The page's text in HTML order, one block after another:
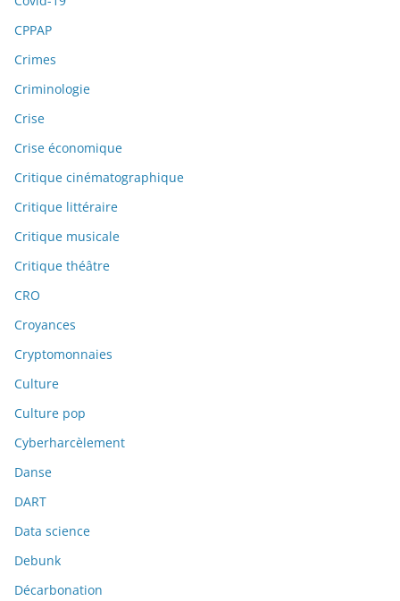
CPPAP
Crimes
Criminologie
Crise
Crise économique
Critique cinématographique
Critique littéraire
Critique musicale
Critique théâtre
CRO
Croyances
Cryptomonnaies
Culture
Culture pop
Cyberharcèlement
Danse
DART
Data science
Debunk
Décarbonation